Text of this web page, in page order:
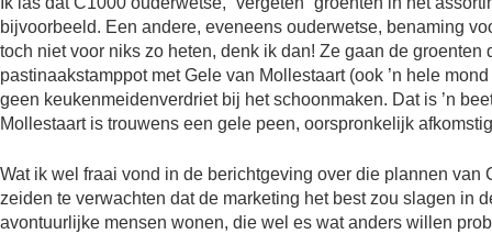
bijvoorbeeld. Een andere, eveneens ouderwetse, benaming
toch niet voor niks zo heten, denk ik dan! Ze gaan de
pastinaakstamppot met Gele van Mollestaart (ook ’n hele
geen keukenmeidenverdriet bij het schoonmaken. Dat is ’n
Mollestaart is trouwens een gele peen, oorspronkelijk
Wat ik wel fraai vond in de berichtgeving over die plannen
zeiden te verwachten dat de marketing het best zou slagen in
avontuurlijke mensen wonen, die wel es wat anders willen